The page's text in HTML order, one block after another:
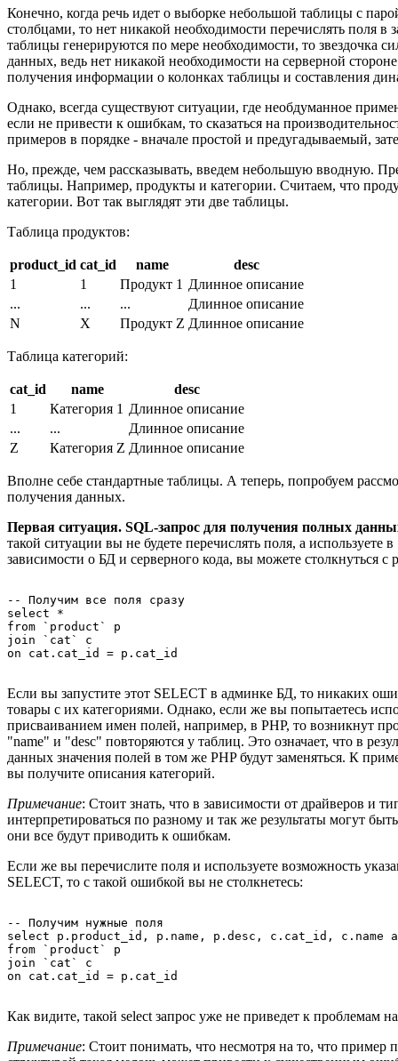
Конечно, когда речь идет о выборке небольшой таблицы с
столбцами, то нет никакой необходимости перечислять поля в
таблицы генерируются по мере необходимости, то звездочка
данных, ведь нет никакой необходимости на серверной
получения информации о колонках таблицы и составления
Однако, всегда существуют ситуации, где необдуманное
если не привести к ошибкам, то сказаться на
примеров в порядке - вначале простой и предугадываемый,
Но, прежде, чем рассказывать, введем небольшую вводную.
таблицы. Например, продукты и категории. Считаем, что
категории. Вот так выглядят эти две таблицы.
Таблица продуктов:
product_id cat_id name
desc
1
1 Продукт 1 Длинное описание
...
... ...
Длинное описание
N
X Продукт Z Длинное описание
Таблица категорий:
cat_id name
desc
1
Категория 1 Длинное описание
...
...
Длинное описание
Z
Категория Z Длинное описание
Вполне себе стандартные таблицы. А теперь, попробуем
получения данных.
Первая ситуация. SQL-запрос для получения полных
такой ситуации вы не будете перечислять поля, а используете
зависимости о БД и серверного кода, вы можете столкнуться с
-- Получим все поля сразу
select *
from `product` p
join `cat` c
Если вы запустите этот SELECT в админке БД, то никаких
товары с их категориями. Однако, если же вы попытаетесь
присваиванием имен полей, например, в PHP, то возникнут
"name" и "desc" повторяются у таблиц. Это означает, что в
данных значения полей в том же PHP будут заменяться. К
вы получите описания категорий.
Примечание: Стоит знать, что в зависимости от драйверов и
интерпретироваться по разному и так же результаты могут
они все будут приводить к ошибкам.
Если же вы перечислите поля и используете возможность
SELECT, то с такой ошибкой вы не столкнетесь:
-- Получим нужные поля
select p.product_id, p.name, p.desc, c.cat_id, c.name
from `product` p
join `cat` c
Как видите, такой select запрос уже не приведет к проблемам
Примечание: Стоит понимать, что несмотря на то, что